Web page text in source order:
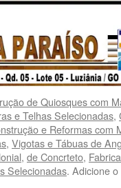
de Quiosques com
e Telhas Selecionadas,
e Reformas com
, Vigotas e Tábuas de
, de Concrteto,
Selecionadas. Adicione o